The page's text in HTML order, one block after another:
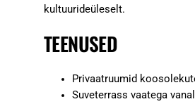
kultuurideüleselt.
TEENUSED
Privaatruumid
Suveterrass vaatega